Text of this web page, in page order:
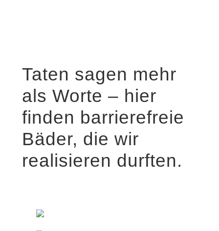
Taten sagen mehr
als Worte – hier
finden barrierefreie
Bäder, die wir
realisieren durften.